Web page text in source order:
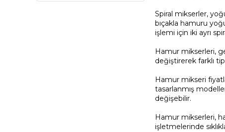
Spiral mikserler,
bıçakla hamuru
işlemi için iki ayrı
Hamur mikserleri,
değiştirerek farklı
Hamur mikseri
tasarlanmış
değişebilir.
Hamur mikserleri,
işletmelerinde